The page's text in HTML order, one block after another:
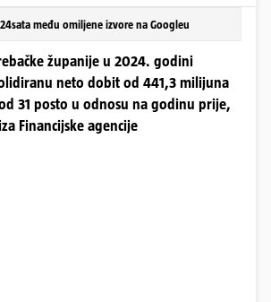
među omiljene izvore na Googleu
županije u 2024. godini
neto dobit od 441,3 milijuna
31 posto u odnosu na godinu prije,
Financijske agencije